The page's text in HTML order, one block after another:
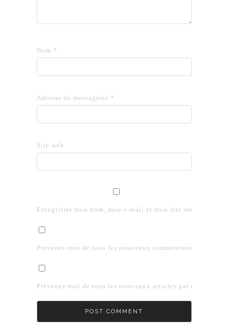
Nom *
Adresse de messagerie *
Site web
Enregistrer mon nom, mon e-mail et mon site web dans le
Prévenez-moi de tous les nouveaux commentaires par e-
Prévenez-moi de tous les nouveaux articles par e-mail.